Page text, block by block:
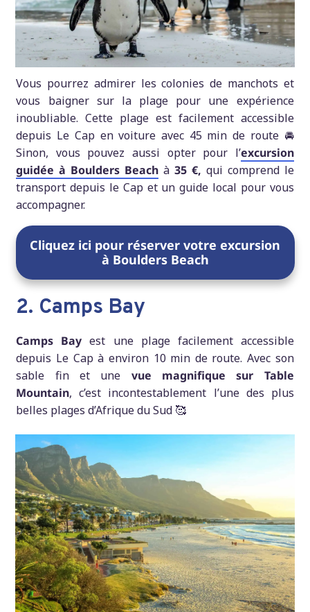
Vous pourrez admirer les colonies de manchots et
vous baigner sur la plage pour une expérience
inoubliable. Cette plage est facilement accessible
depuis Le Cap en voiture avec 45 min de route 🚘
Sinon, vous pouvez aussi opter pour l’excursion
guidée à Boulders Beach à 35 €, qui comprend le
transport depuis le Cap et un guide local pour vous
accompagner.
Cliquez ici pour réserver votre excursion
à Boulders Beach
2. Camps Bay
Camps Bay est une plage facilement accessible
depuis Le Cap à environ 10 min de route. Avec son
sable fin et une vue magnifique sur Table
Mountain, c’est incontestablement l’une des plus
belles plages d’Afrique du Sud 🥰